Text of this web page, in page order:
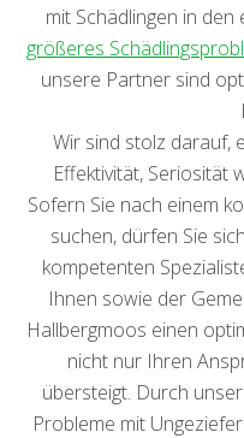
mit Schädlingen in
größeres
unsere Partner sind
Wir sind stolz darauf,
Effektivität, Seriosität
Sofern Sie nach einem
suchen, dürfen Sie
kompetenten
Ihnen sowie der
Hallbergmoos einen
nicht nur Ihren
übersteigt. Durch
Probleme mit